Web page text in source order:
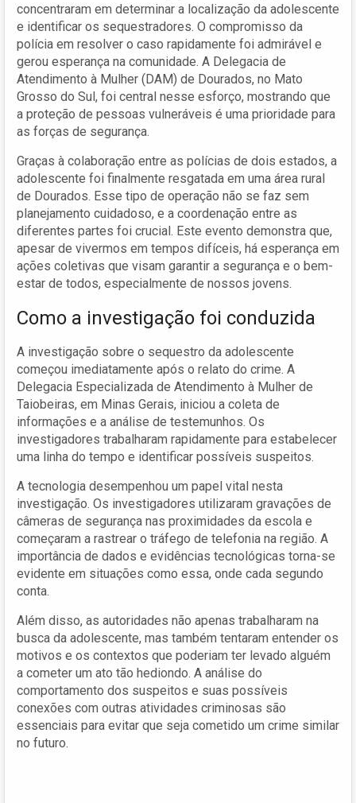
concentraram em determinar a localização da adolescente
e identificar os sequestradores. O compromisso da
polícia em resolver o caso rapidamente foi admirável e
gerou esperança na comunidade. A Delegacia de
Atendimento à Mulher (DAM) de Dourados, no Mato
Grosso do Sul, foi central nesse esforço, mostrando que
a proteção de pessoas vulneráveis é uma prioridade para
as forças de segurança.
Graças à colaboração entre as polícias de dois estados, a
adolescente foi finalmente resgatada em uma área rural
de Dourados. Esse tipo de operação não se faz sem
planejamento cuidadoso, e a coordenação entre as
diferentes partes foi crucial. Este evento demonstra que,
apesar de vivermos em tempos difíceis, há esperança em
ações coletivas que visam garantir a segurança e o bem-
estar de todos, especialmente de nossos jovens.
Como a investigação foi conduzida
A investigação sobre o sequestro da adolescente
começou imediatamente após o relato do crime. A
Delegacia Especializada de Atendimento à Mulher de
Taiobeiras, em Minas Gerais, iniciou a coleta de
informações e a análise de testemunhos. Os
investigadores trabalharam rapidamente para estabelecer
uma linha do tempo e identificar possíveis suspeitos.
A tecnologia desempenhou um papel vital nesta
investigação. Os investigadores utilizaram gravações de
câmeras de segurança nas proximidades da escola e
começaram a rastrear o tráfego de telefonia na região. A
importância de dados e evidências tecnológicas torna-se
evidente em situações como essa, onde cada segundo
conta.
Além disso, as autoridades não apenas trabalharam na
busca da adolescente, mas também tentaram entender os
motivos e os contextos que poderiam ter levado alguém
a cometer um ato tão hediondo. A análise do
comportamento dos suspeitos e suas possíveis
conexões com outras atividades criminosas são
essenciais para evitar que seja cometido um crime similar
no futuro.